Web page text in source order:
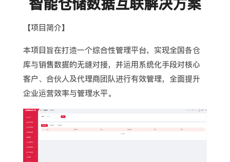
【项目简介】
本项目旨在打造一个综合性管理平台，实现全国各仓
库与销售数据的无缝对接，并运用系统化手段对核心
客户、合伙人及代理商团队进行有效管理，全面提升
企业运营效率与管理水平。